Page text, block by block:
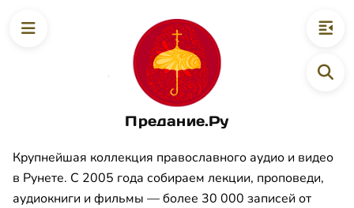
Предание.Ру
Крупнейшая коллекция православного аудио и видео
в Рунете. С 2005 года собираем лекции, проповеди,
аудиокниги и фильмы — более 30 000 записей от